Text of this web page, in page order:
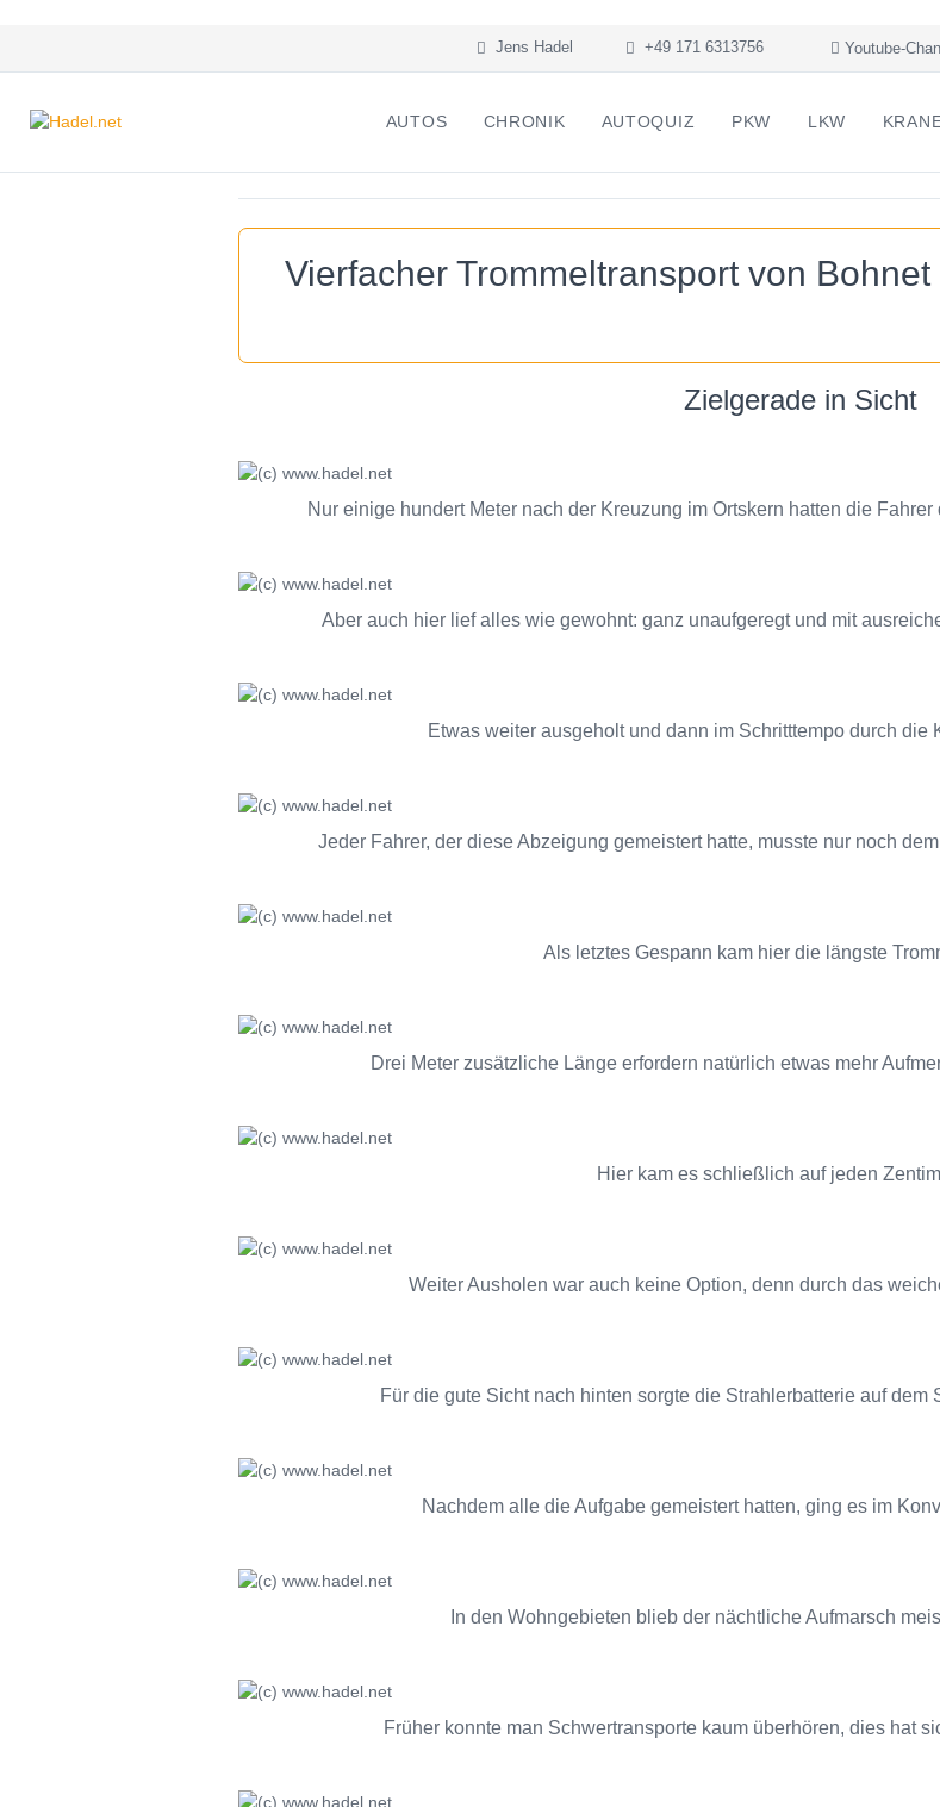
Jens Hadel +49 171 6313756 Youtube-
AUTOS CHRONIK AUTOQUIZ PKW LKW
Vierfacher Trommeltransport von
Zielgerade in Sicht
Nur einige hundert Meter nach der Kreuzung im Ortskern hatten die
Aber auch hier lief alles wie gewohnt: ganz unaufgeregt und mit
Etwas weiter ausgeholt und dann im Schritttempo durch die
Jeder Fahrer, der diese Abzeigung gemeistert hatte, musste nur noch
Als letztes Gespann kam hier die längste
Drei Meter zusätzliche Länge erfordern natürlich etwas mehr
Hier kam es schließlich auf jeden
Weiter Ausholen war auch keine Option, denn durch das
Für die gute Sicht nach hinten sorgte die Strahlerbatterie auf dem
Nachdem alle die Aufgabe gemeistert hatten, ging es im
In den Wohngebieten blieb der nächtliche Aufmarsch
Früher konnte man Schwertransporte kaum überhören, dies hat